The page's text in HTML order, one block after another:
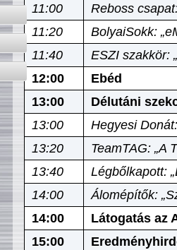
11:00
Reboss
11:20
BolyaiSokk:
11:40
ESZI szakkör:
12:00
Ebéd
13:00
Délutáni
13:00
Hegyesi
13:20
TeamTAG: „A
13:40
Légbőlkapott:
14:00
Álomépítők:
14:00
Látogatás az
15:00